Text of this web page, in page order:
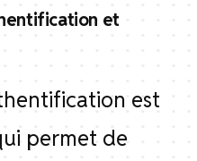
et
est
permet de